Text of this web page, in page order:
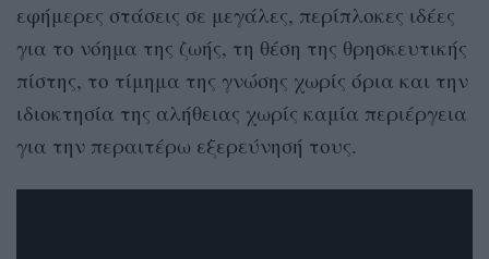
εφήμερες στάσεις σε μεγάλες, περίπλοκες ιδέες
για το νόημα της ζωής, τη θέση της θρησκευτικής
πίστης, το τίμημα της γνώσης χωρίς όρια και την
ιδιοκτησία της αλήθειας χωρίς καμία περιέργεια
για την περαιτέρω εξερεύνησή τους.